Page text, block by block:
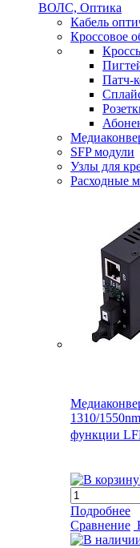
ВОЛС, Оптика
Кабель
Кроссовое
Патч-
SFP модули
Узлы для
Расходные
1310/
функции
Подробнее
Сравнение